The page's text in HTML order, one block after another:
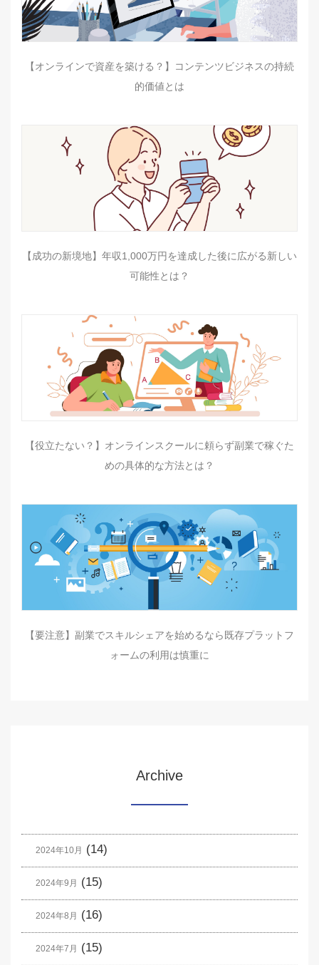
【オンラインで資産を築ける？】コンテンツビジネスの持続
的価値とは
【成功の新境地】年収1,000万円を達成した後に広がる新しい
可能性とは？
【役立たない？】オンラインスクールに頼らず副業で稼ぐた
めの具体的な方法とは？
【要注意】副業でスキルシェアを始めるなら既存プラットフ
ォームの利用は慎重に
Archive
2024年10月 (14)
2024年9月 (15)
2024年8月 (16)
2024年7月 (15)